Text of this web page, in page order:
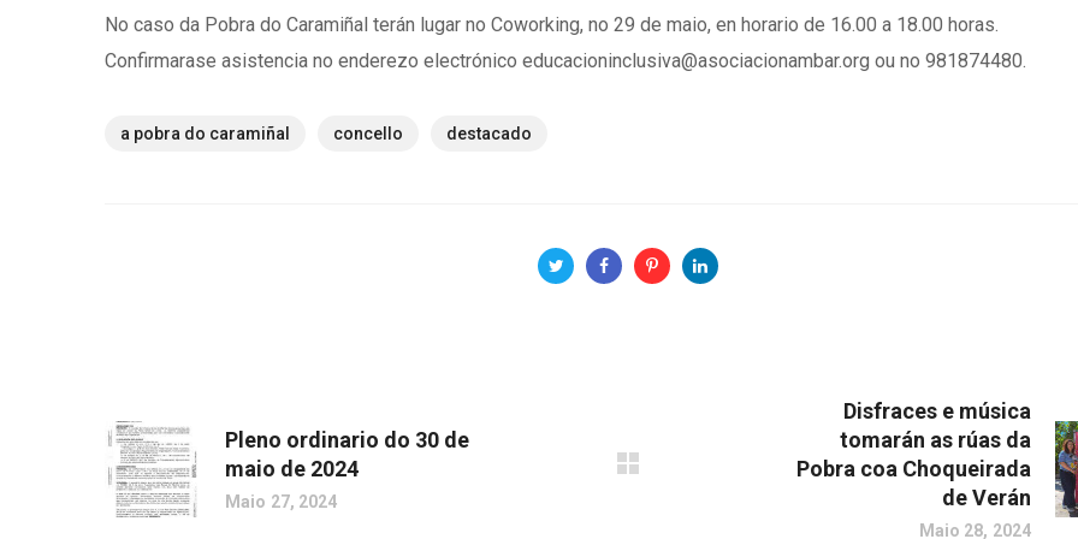
No caso da Pobra do Caramiñal terán lugar no Coworking, no 29 de maio, en horario de 16.00 a 18.00 horas.
Confirmarase asistencia no enderezo electrónico educacioninclusiva@asociacionambar.org ou no 981874480.
a pobra do caramiñal concello destacado
Pleno ordinario do 30 de
maio de 2024
Maio 27, 2024
Disfraces e música
tomarán as rúas da
Pobra coa Choqueirada
de Verán
Maio 28, 2024